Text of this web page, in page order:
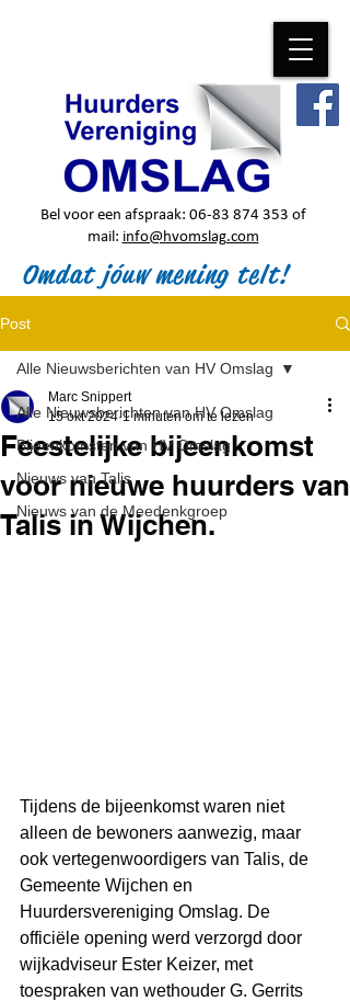
Bel voor een afspraak: 06-83 874 353 of
mail: info@hvomslag.com
Omdat jóuw mening telt!
Post
Alle Nieuwsberichten van HV Omslag
Bijeenkomsten van HV Omslag
Nieuws van Talis
Nieuws van de Meedenkgroep
Alle Nieuwsberichten van HV Omslag
Feestelijke bijeenkomst
voor nieuwe huurders van
Talis in Wijchen.
Marc Snippert
15 okt 2024 1 minuten om te lezen
Tijdens de bijeenkomst waren niet
alleen de bewoners aanwezig, maar
ook vertegenwoordigers van Talis, de
Gemeente Wijchen en
Huurdersvereniging Omslag. De
officiële opening werd verzorgd door
wijkadviseur Ester Keizer, met
toespraken van wethouder G. Gerrits